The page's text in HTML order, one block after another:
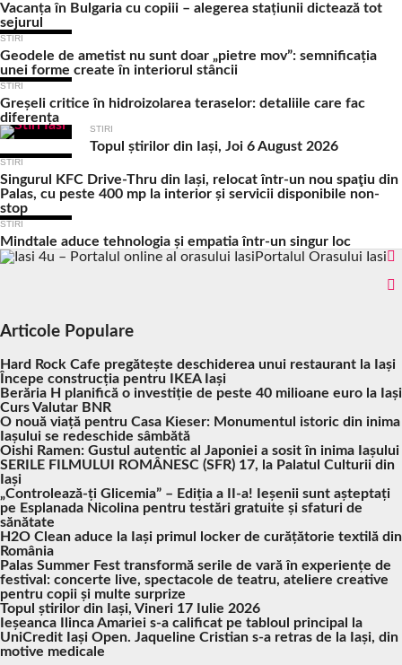
Vacanța în Bulgaria cu copiii – alegerea stațiunii dictează tot
sejurul
STIRI
Geodele de ametist nu sunt doar „pietre mov”: semnificația
unei forme create în interiorul stâncii
STIRI
Greșeli critice în hidroizolarea teraselor: detaliile care fac
diferența
STIRI
Topul știrilor din Iași, Joi 6 August 2026
STIRI
Singurul KFC Drive-Thru din Iași, relocat într-un nou spaţiu din
Palas, cu peste 400 mp la interior și servicii disponibile non-
stop
STIRI
Mindtale aduce tehnologia și empatia într-un singur loc
Portalul Orasului Iasi
Articole Populare
Hard Rock Cafe pregătește deschiderea unui restaurant la Iași
Începe construcția pentru IKEA Iași
Berăria H planifică o investiție de peste 40 milioane euro la Iași
Curs Valutar BNR
O nouă viață pentru Casa Kieser: Monumentul istoric din inima
Iașului se redeschide sâmbătă
Oishi Ramen: Gustul autentic al Japoniei a sosit în inima Iașului
SERILE FILMULUI ROMÂNESC (SFR) 17, la Palatul Culturii din
Iași
„Controlează-ți Glicemia” – Ediția a II-a! Ieșenii sunt așteptați
pe Esplanada Nicolina pentru testări gratuite și sfaturi de
sănătate
H2O Clean aduce la Iași primul locker de curățătorie textilă din
România
Palas Summer Fest transformă serile de vară în experiențe de
festival: concerte live, spectacole de teatru, ateliere creative
pentru copii și multe surprize
Topul știrilor din Iași, Vineri 17 Iulie 2026
Ieșeanca Ilinca Amariei s-a calificat pe tabloul principal la
UniCredit Iași Open. Jaqueline Cristian s-a retras de la Iași, din
motive medicale